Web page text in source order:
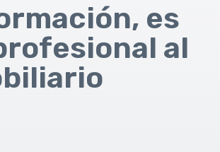
es
al